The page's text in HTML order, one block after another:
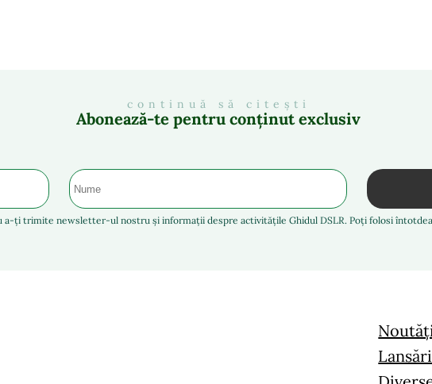
continuă să citești
Abonează-te pentru conținut exclusiv
ți trimite newsletter-ul nostru și informații despre activitățile Ghidul DSLR. Poți folosi
Lansări